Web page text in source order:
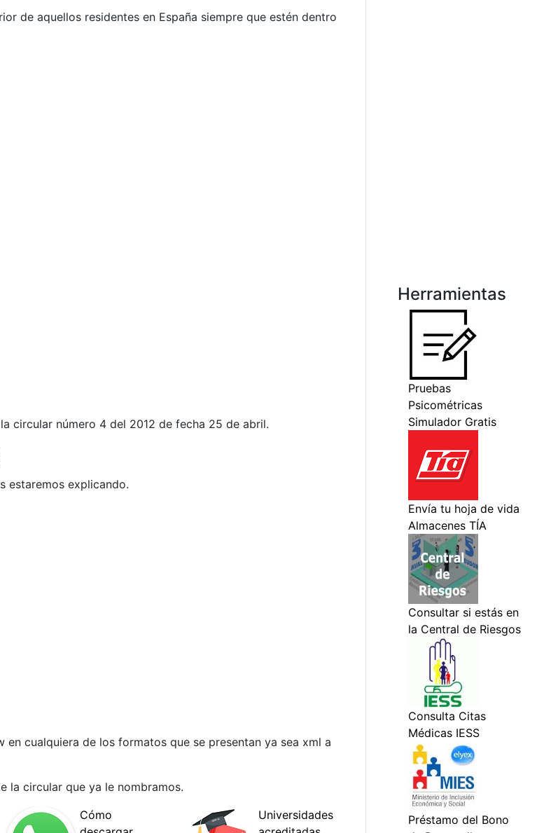
de aquellos residentes en España siempre que estén dentro
circular número 4 del 2012 de fecha 25 de abril.
estaremos explicando.
cualquiera de los formatos que se presentan ya sea xml a
la circular que ya le nombramos.
Herramientas